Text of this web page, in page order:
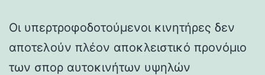
Οι υπερτροφοδοτούμενοι κινητήρες δεν
αποτελούν πλέον αποκλειστικό προνόμιο
των σπορ αυτοκινήτων υψηλών